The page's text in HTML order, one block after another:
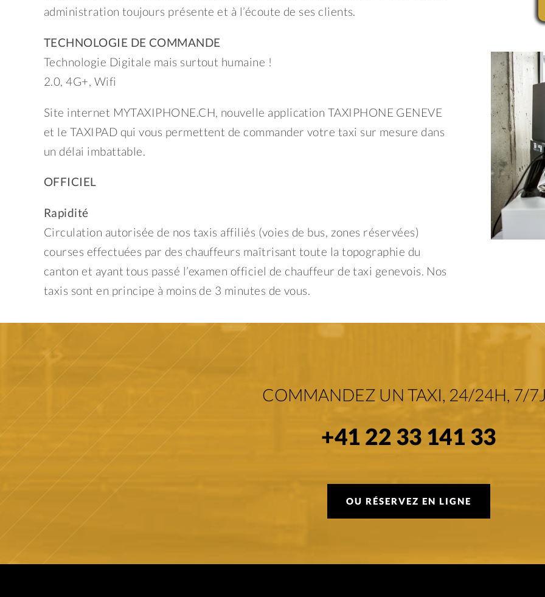
administration toujours présente et à l’écoute de ses clients.
TECHNOLOGIE DE COMMANDE
Technologie Digitale mais surtout humaine !
2.0, 4G+, Wifi
Site internet MYTAXIPHONE.CH, nouvelle application TAXIPHONE GENEVE
et le TAXIPAD qui vous permettent de commander votre taxi sur mesure dans
un délai imbattable.
OFFICIEL
Rapidité
Circulation autorisée de nos taxis affiliés (voies de bus, zones réservées)
courses effectuées par des chauffeurs maîtrisant toute la topographie du
canton et ayant tous passé l’examen officiel de chauffeur de taxi genevois. Nos
taxis sont en principe à moins de 3 minutes de vous.
COMMANDEZ UN TAXI, 24/24H, 7/
+41 22 33 141 33
OU RÉSERVEZ EN LIGNE